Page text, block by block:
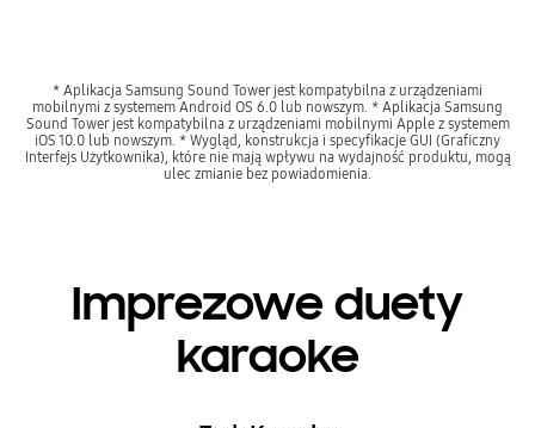
* Aplikacja Samsung Sound Tower jest kompatybilna z urządzeniami
mobilnymi z systemem Android OS 6.0 lub nowszym. * Aplikacja Samsung
Sound Tower jest kompatybilna z urządzeniami mobilnymi Apple z systemem
iOS 10.0 lub nowszym. * Wygląd, konstrukcja i specyfikacje GUI (Graficzny
Interfejs Użytkownika), które nie mają wpływu na wydajność produktu, mogą
ulec zmianie bez powiadomienia.
Imprezowe duety
karaoke